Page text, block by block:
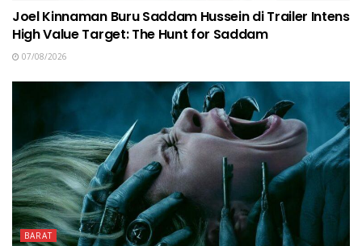
Joel Kinnaman Buru Saddam Hussein di Trailer Intens
High Value Target: The Hunt for Saddam
07/08/2026
BARAT